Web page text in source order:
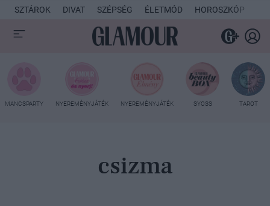
SZTÁROK DIVAT SZÉPSÉG ÉLETMÓD HOROSZKÓP
MANCSPARTY NYEREMÉNYJÁTÉK NYEREMÉNYJÁTÉK SYOSS TAROT
csizma